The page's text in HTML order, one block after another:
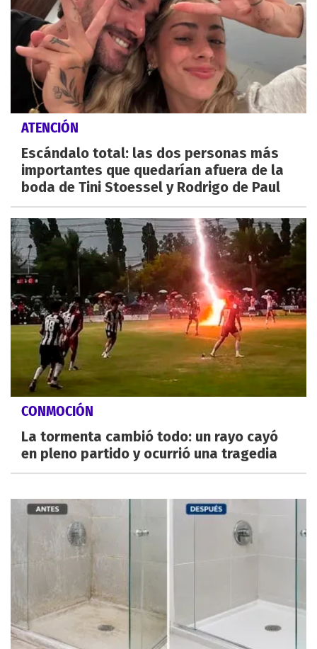
ATENCIÓN
Escándalo total: las dos personas más
importantes que quedarían afuera de la
boda de Tini Stoessel y Rodrigo de Paul
CONMOCIÓN
La tormenta cambió todo: un rayo cayó
en pleno partido y ocurrió una tragedia